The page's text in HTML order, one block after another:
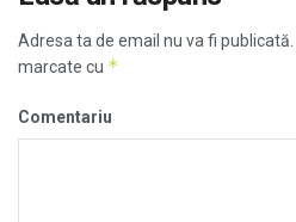
Adresa ta de email nu va fi publicată.
marcate cu *
Comentariu